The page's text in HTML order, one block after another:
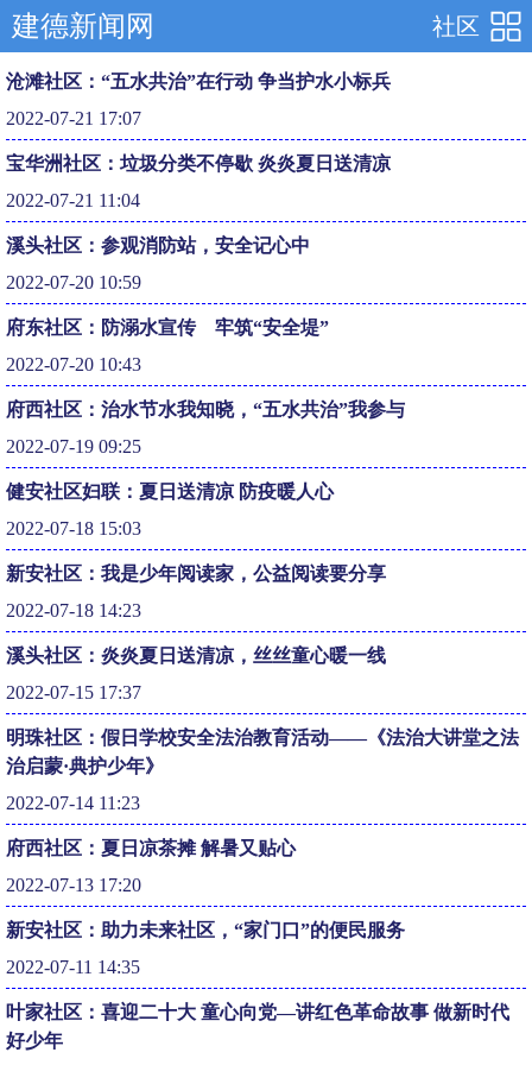
社区
建德新闻网
沧滩社区：“五水共治”在行动 争当护水小标兵
2022-07-21 17:07
宝华洲社区：垃圾分类不停歇 炎炎夏日送清凉
2022-07-21 11:04
溪头社区：参观消防站，安全记心中
2022-07-20 10:59
府东社区：防溺水宣传 牢筑“安全堤”
2022-07-20 10:43
府西社区：治水节水我知晓，“五水共治”我参与
2022-07-19 09:25
健安社区妇联：夏日送清凉 防疫暖人心
2022-07-18 15:03
新安社区：我是少年阅读家，公益阅读要分享
2022-07-18 14:23
溪头社区：炎炎夏日送清凉，丝丝童心暖一线
2022-07-15 17:37
明珠社区：假日学校安全法治教育活动——《法治大讲堂之法
治启蒙·典护少年》
2022-07-14 11:23
府西社区：夏日凉茶摊 解暑又贴心
2022-07-13 17:20
新安社区：助力未来社区，“家门口”的便民服务
2022-07-11 14:35
叶家社区：喜迎二十大 童心向党—讲红色革命故事 做新时代
好少年